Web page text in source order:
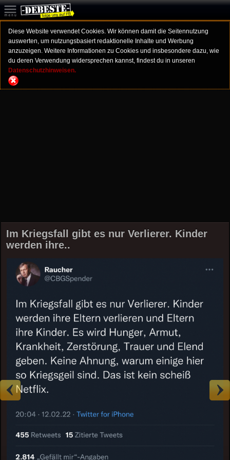
Diese Website verwendet Cookies. Wir können damit die Seitennutzung
auswerten, um nutzungsbasiert redaktionelle Inhalte und Werbung
anzuzeigen. Weitere Informationen zu Cookies und insbesondere dazu, wie
du deren Verwendung widersprechen kannst, findest du in unseren
Datenschutzhinweisen.
Im Kriegsfall gibt es nur Verlierer. Kinder
werden ihre..